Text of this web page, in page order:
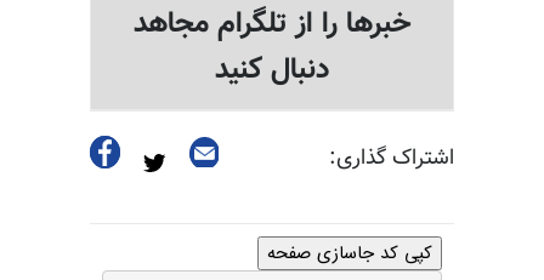
خبرها را از تلگرام مجاهد
دنبال کنید
اشتراک گذاری:
کپی کد جاسازی صفحه